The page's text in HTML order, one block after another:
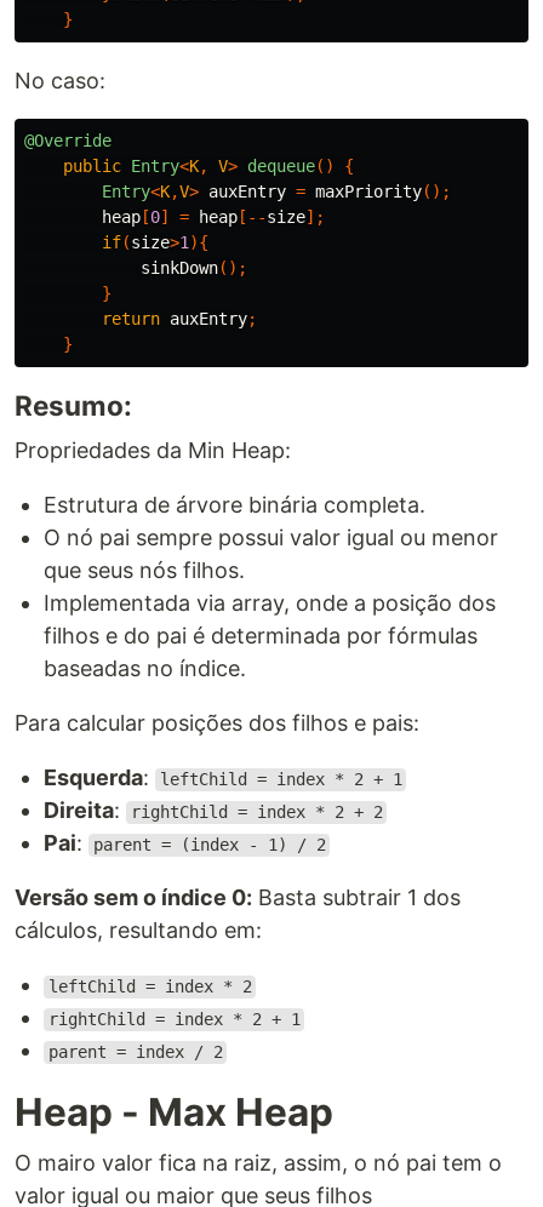
}
No caso:
@Override
public Entry<K, V> dequeue()
{
Entry<K,V> auxEntry = maxPriority();
heap [0] = heap [--size];
if(size>1 ){
sinkDown();
}
return auxEntry;
}
Resumo:
Propriedades da Min Heap:
Estrutura de árvore binária completa.
O nó pai sempre possui valor igual ou menor
que seus nós filhos.
Implementada via array, onde a posição dos
filhos e do pai é determinada por fórmulas
baseadas no índice.
Para calcular posições dos filhos e pais:
Esquerda: leftChild = index * 2 + 1
Direita: rightChild = index * 2 + 2
Pai: parent = (index - 1) / 2
Versão sem o índice 0: Basta subtrair 1 dos
cálculos, resultando em:
leftChild = index * 2
rightChild = index * 2 + 1
parent = index / 2
Heap - Max Heap
O mairo valor fica na raiz, assim, o nó pai tem o
valor igual ou maior que seus filhos